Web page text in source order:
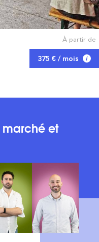
À partir de
375 € / mois
marché et